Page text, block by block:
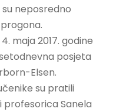
neposredno
maja 2017. godine
posjeta
Elsen.
su pratili
profesorica Sanela